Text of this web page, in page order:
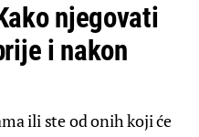
njegovati
i nakon
ili ste od onih koji će